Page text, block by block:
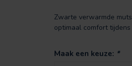
Zwarte verwarmde
optimaal comfort
Maak een keuze: *